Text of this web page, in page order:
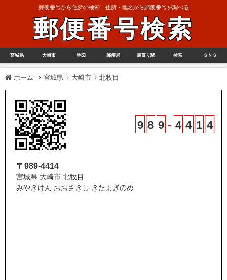
郵便番号から住所の検索、住所・地名から郵便番号を調べる
郵便番号検索
宮城県 大崎市 地図 郵便局 最寄り駅 検索 ＳＮＳ
ホーム 宮城県 大崎市 北牧目
9 8 9 - 4 4 1 4
〒989-4414
宮城県 大崎市 北牧目
みやぎけん おおさきし きたまぎのめ